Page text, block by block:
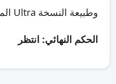
وطبيعة النسخة Ultra المحتملة.
الحكم النهائي: انتظر